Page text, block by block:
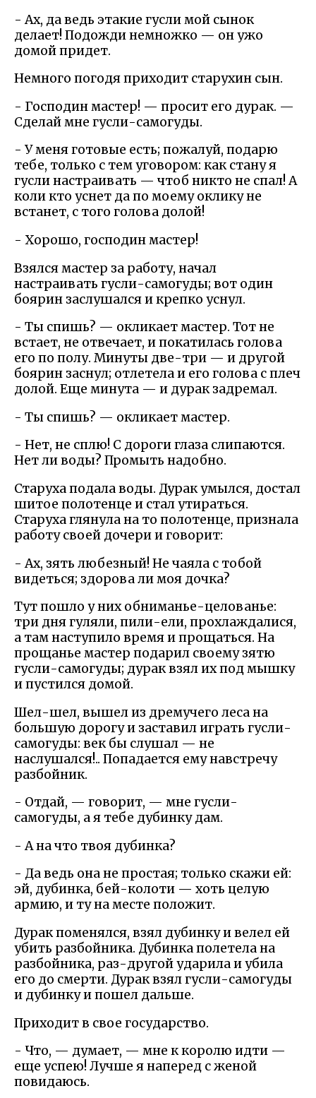
- Ах, да ведь этакие гусли мой сынок
делает! Подожди немножко — он ужо
домой придет.
Немного погодя приходит старухин сын.
- Господин мастер! — просит его дурак. —
Сделай мне гусли-самогуды.
- У меня готовые есть; пожалуй, подарю
тебе, только с тем уговором: как стану я
гусли настраивать — чтоб никто не спал! А
коли кто уснет да по моему оклику не
встанет, с того голова долой!
- Хорошо, господин мастер!
Взялся мастер за работу, начал
настраивать гусли-самогуды; вот один
боярин заслушался и крепко уснул.
- Ты спишь? — окликает мастер. Тот не
встает, не отвечает, и покатилась голова
его по полу. Минуты две-три — и другой
боярин заснул; отлетела и его голова с плеч
долой. Еще минута — и дурак задремал.
- Ты спишь? — окликает мастер.
- Нет, не сплю! С дороги глаза слипаются.
Нет ли воды? Промыть надобно.
Старуха подала воды. Дурак умылся, достал
шитое полотенце и стал утираться.
Старуха глянула на то полотенце, признала
работу своей дочери и говорит:
- Ах, зять любезный! Не чаяла с тобой
видеться; здорова ли моя дочка?
Тут пошло у них обниманье-целованье:
три дня гуляли, пили-ели, прохлаждалися,
а там наступило время и прощаться. На
прощанье мастер подарил своему зятю
гусли-самогуды; дурак взял их под мышку
и пустился домой.
Шел-шел, вышел из дремучего леса на
большую дорогу и заставил играть гусли-
самогуды: век бы слушал — не
наслушался!.. Попадается ему навстречу
разбойник.
- Отдай, — говорит, — мне гусли-
самогуды, а я тебе дубинку дам.
- А на что твоя дубинка?
- Да ведь она не простая; только скажи ей:
эй, дубинка, бей-колоти — хоть целую
армию, и ту на месте положит.
Дурак поменялся, взял дубинку и велел ей
убить разбойника. Дубинка полетела на
разбойника, раз-другой ударила и убила
его до смерти. Дурак взял гусли-самогуды
и дубинку и пошел дальше.
Приходит в свое государство.
- Что, — думает, — мне к королю идти —
еще успею! Лучше я наперед с женой
повидаюсь.